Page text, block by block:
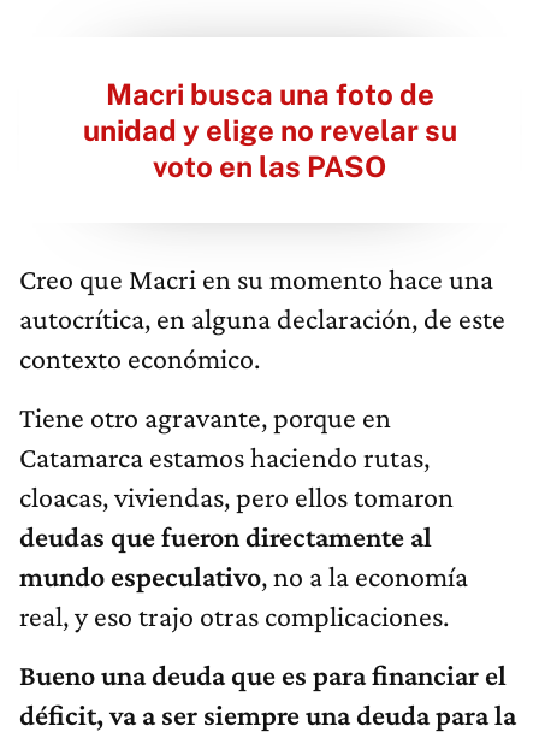
Macri busca una foto de
unidad y elige no revelar su
voto en las PASO
Creo que Macri en su momento hace una
autocrítica, en alguna declaración, de este
contexto económico.
Tiene otro agravante, porque en
Catamarca estamos haciendo rutas,
cloacas, viviendas, pero ellos tomaron
deudas que fueron directamente al
mundo especulativo, no a la economía
real, y eso trajo otras complicaciones.
Bueno una deuda que es para financiar el
déficit, va a ser siempre una deuda para la